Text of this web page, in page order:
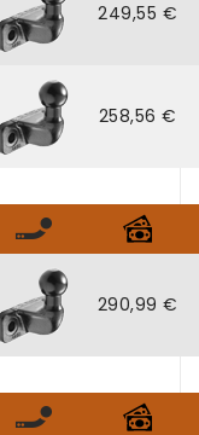
249,55 €
258,56 €
290,99 €